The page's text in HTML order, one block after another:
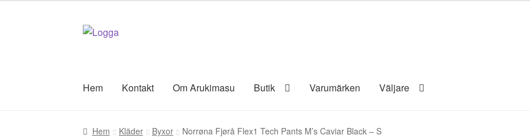
Hoppa
Hoppa
Hem
Kontakt Om Arukimasu Butik Varumärken Väljare
Hem Kläder Byxor Norrøna Fjørå Flex1 Tech Pants M’s Caviar Black – S